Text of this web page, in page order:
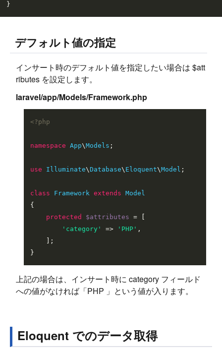
デフォルト値の指定
インサート時のデフォルト値を指定したい場合は $att
ributes を設定します。
laravel/app/Models/Framework.php
<?php
namespace App\Models ;
use Illuminate\Database\ Eloquent\Model ;
class Framework extends
Model
{
protected
$attributes = [
'category'
=> 'PHP' ,
    ];
上記の場合は、インサート時に category フィールド
への値がなければ「PHP 」という値が入ります。
Eloquent でのデータ取得